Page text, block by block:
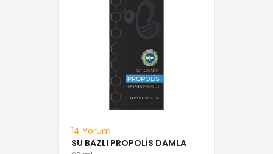
14 Yorum
SU BAZLI PROPOLIS DAMLA